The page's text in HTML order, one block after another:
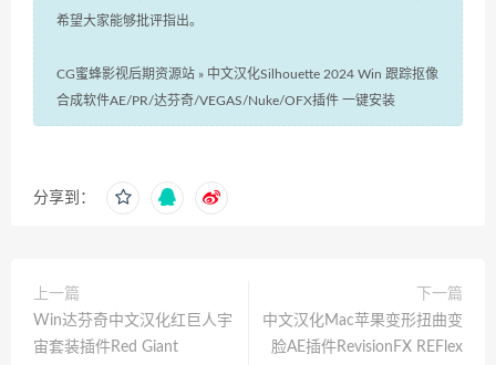
希望大家能够批评指出。
CG蜜蜂影视后期资源站 » 中文汉化Silhouette 2024 Win 跟踪抠像
合成软件AE/PR/达芬奇/VEGAS/Nuke/OFX插件 一键安装
分享到：
上一篇
Win达芬奇中文汉化红巨人宇
宙套装插件Red Giant
下一篇
中文汉化Mac苹果变形扭曲变
脸AE插件RevisionFX REFlex